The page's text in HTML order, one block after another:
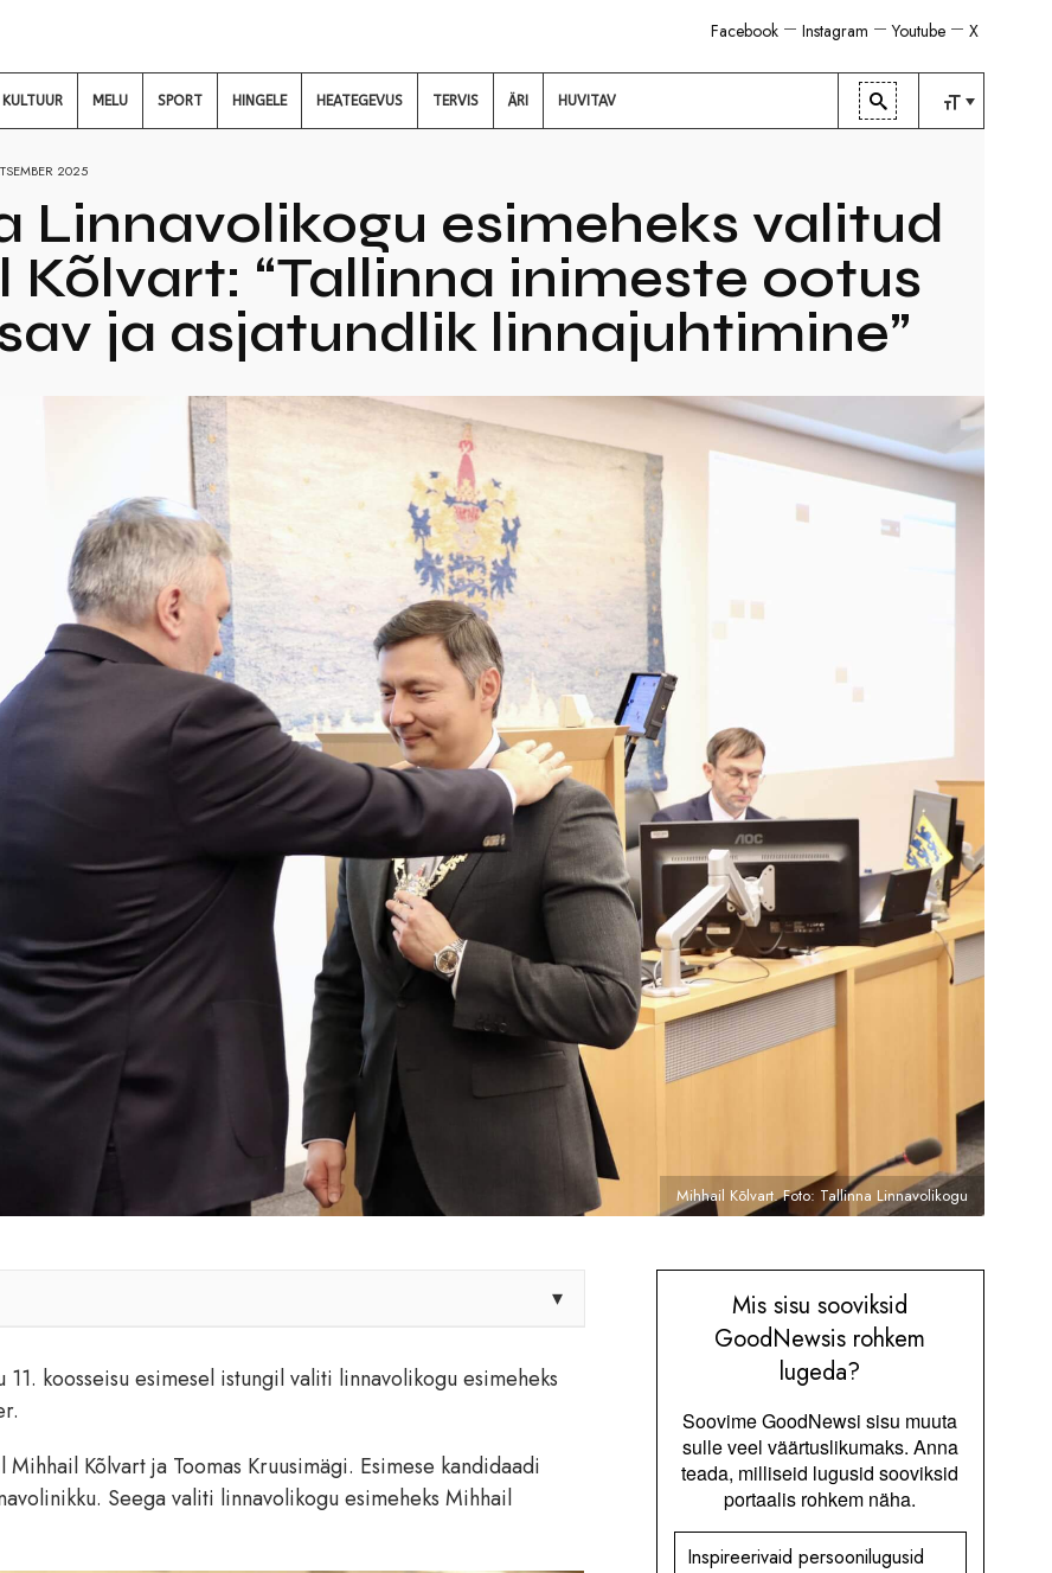
X
Youtube
Instagram
Facebook
KULTUUR MELU SPORT HINGELE HEATEGEVUS TERVIS ÄRI HUVITAV
2025
Linnavolikogu esimeheks valitud
Kõlvart: “Tallinna inimeste ootus
ja asjatundlik linnajuhtimine”
Mihhail Kõlvart. Foto: Tallinna Linnavolikogu
▾
koosseisu esimesel istungil valiti linnavolikogu esimeheks
Kõlvart ja Toomas Kruusimägi. Esimese kandidaadi
Seega valiti linnavolikogu esimeheks Mihhail
Mis sisu sooviksid
GoodNewsis rohkem
lugeda?
Soovime GoodNewsi sisu muuta
sulle veel väärtuslikumaks. Anna
teada, milliseid lugusid sooviksid
portaalis rohkem näha.
Inspireerivaid persoonilugusid